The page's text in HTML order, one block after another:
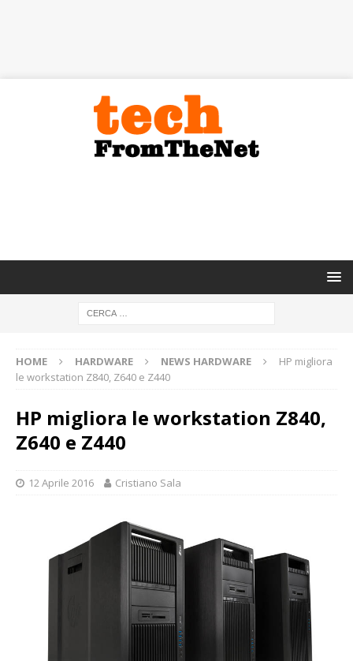
HOME HARDWARE NEWS HARDWARE
HP migliora
le workstation Z840, Z640 e Z440
HP migliora le workstation Z840,
Z640 e Z440
12 Aprile 2016 Cristiano Sala